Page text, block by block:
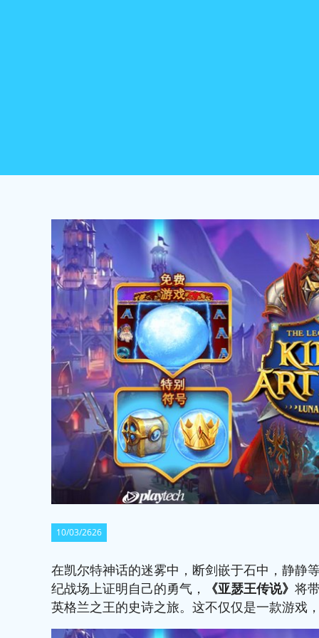
10/03/2626
在凯尔特神话的迷雾中，断剑嵌于石中，静静
纪战场上证明自己的勇气，
《亚瑟王传说》 将
英格兰之王的史诗之旅。这不仅仅是一款游戏